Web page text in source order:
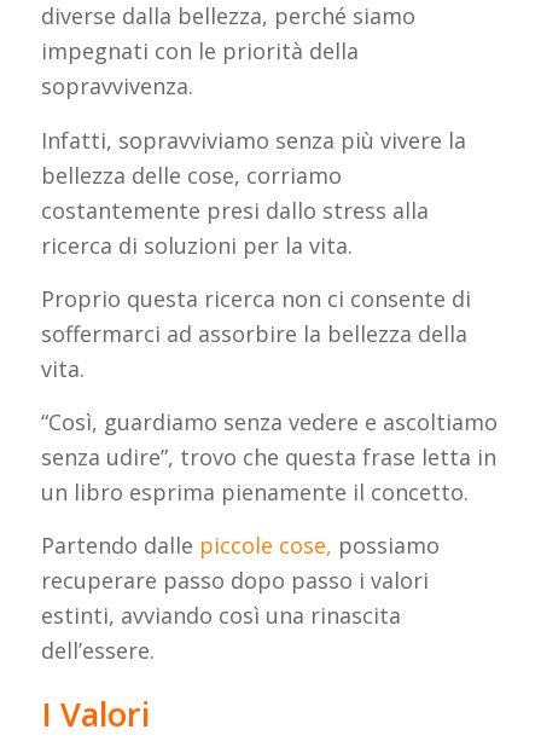
diverse dalla bellezza, perché siamo
impegnati con le priorità della
sopravvivenza.
Infatti, sopravviviamo senza più vivere la
bellezza delle cose, corriamo
costantemente presi dallo stress alla
ricerca di soluzioni per la vita.
Proprio questa ricerca non ci consente di
soffermarci ad assorbire la bellezza della
vita.
“Così, guardiamo senza vedere e ascoltiamo
senza udire”, trovo che questa frase letta in
un libro esprima pienamente il concetto.
Partendo dalle piccole cose, possiamo
recuperare passo dopo passo i valori
estinti, avviando così una rinascita
dell’essere.
I Valori